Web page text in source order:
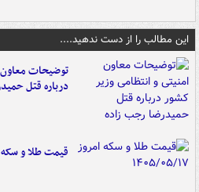
این مطالب را از دست ندهید....
توضیحات معاون
درباره قتل
قیمت طلا و سکه امروز